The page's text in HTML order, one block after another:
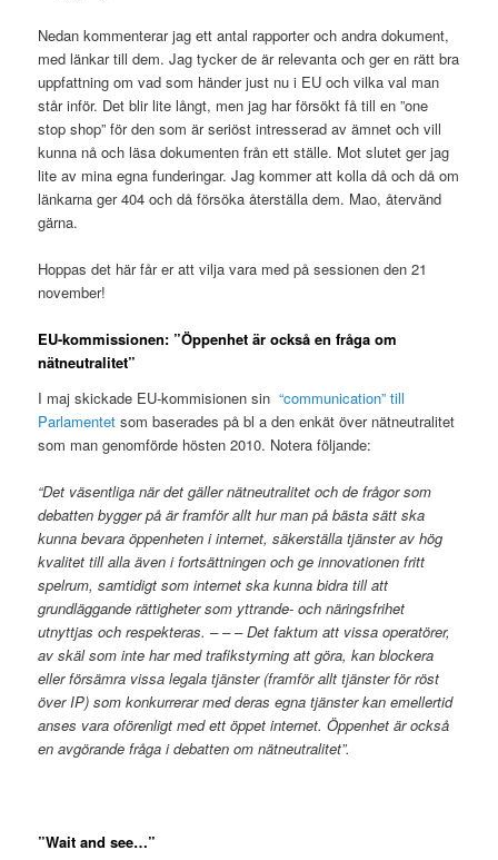
Nedan kommenterar jag ett antal rapporter och andra dokument,
med länkar till dem. Jag tycker de är relevanta och ger en rätt bra
uppfattning om vad som händer just nu i EU och vilka val man
står inför. Det blir lite långt, men jag har försökt få till en ”one
stop shop” för den som är seriöst intresserad av ämnet och vill
kunna nå och läsa dokumenten från ett ställe. Mot slutet ger jag
lite av mina egna funderingar. Jag kommer att kolla då och då om
länkarna ger 404 och då försöka återställa dem. Mao, återvänd
gärna.
Hoppas det här får er att vilja vara med på sessionen den 21
november!
EU-kommissionen: ”Öppenhet är också en fråga om
nätneutralitet”
I maj skickade EU-kommisionen sin“communication” till
Parlamentetsom baserades på bl a den enkät över nätneutralitet
som man genomförde hösten 2010. Notera följande:
“Det väsentliga när det gäller nätneutralitet och de frågor som
debatten bygger på är framför allt hur man på bästa sätt ska
kunna bevara öppenheten i internet, säkerställa tjänster av hög
kvalitet till alla även i fortsättningen och ge innovationen fritt
spelrum, samtidigt som internet ska kunna bidra till att
grundläggande rättigheter som yttrande- och näringsfrihet
utnyttjas och respekteras. – – – Det faktum att vissa operatörer,
av skäl som inte har med trafikstyrning att göra, kan blockera
eller försämra vissa legala tjänster (framför allt tjänster för röst
över IP) som konkurrerar med deras egna tjänster kan emellertid
anses vara oförenligt med ett öppet internet. Öppenhet är också
en avgörande fråga i debatten om nätneutralitet”.
”Wait and see…”